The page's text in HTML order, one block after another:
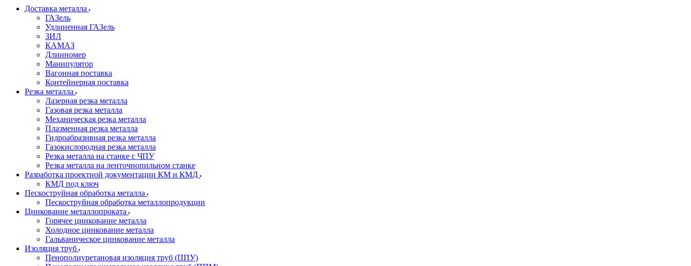
Доставка металла
ГАЗель
Удлиненная ГАЗель
ЗИЛ
КАМАЗ
Длинномер
Манипулятор
Вагонная поставка
Контейнерная поставка
Резка металла
Лазерная резка металла
Газовая резка металла
Механическая резка металла
Плазменная резка металла
Гидроабразивная резка металла
Газокислородная резка металла
Резка металла на станке с ЧПУ
Резка металла на ленточнопильном станке
Разработка проектной документации КМ и КМД
КМД под ключ
Пескоструйная обработка металла
Пескоструйная обработка металлопродукции
Цинкование металлопроката
Горячее цинкование металла
Холодное цинкование металла
Гальваническое цинкование металла
Изоляция труб
Пенополиуретановая изоляция труб (ППУ)